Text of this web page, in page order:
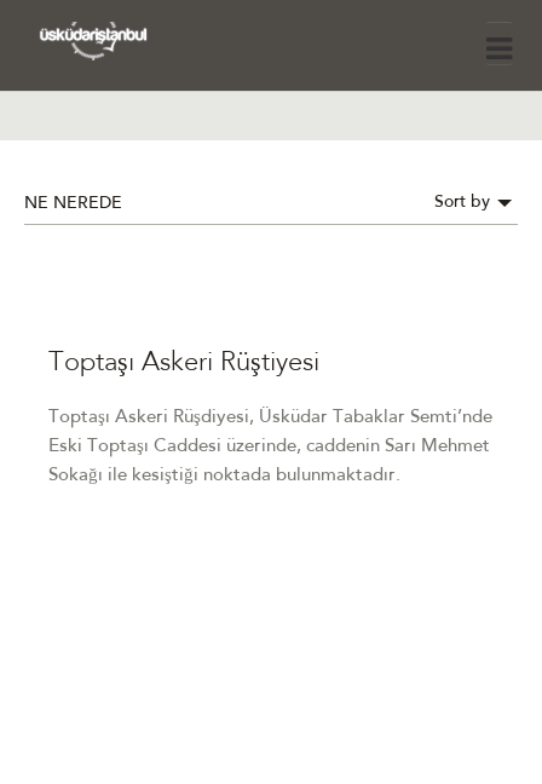
NE NEREDE Sort by
Toptaşı Askeri Rüştiyesi
Toptaşı Askeri Rüşdiyesi, Üsküdar Tabaklar Semti’nde
Eski Toptaşı Caddesi üzerinde, caddenin Sarı Mehmet
Sokağı ile kesiştiği noktada bulunmaktadır.